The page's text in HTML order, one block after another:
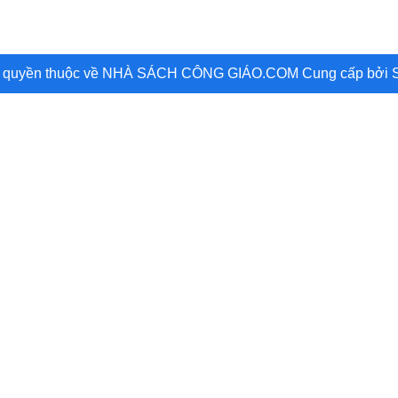
thuộc về NHÀ SÁCH CÔNG GIÁO.COM Cung cấp bởi